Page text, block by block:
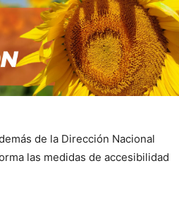
de la Dirección Nacional
las medidas de accesibilidad